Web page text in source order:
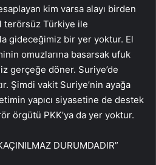
kim varsa alayı birden
terörsüz Türkiye ile
gideceğimiz bir yer yoktur. El
omuzlarına basarsak ufuk
gerçeğe döner. Suriye’de
Şimdi vakit Suriye’nin ayağa
yapıcı siyasetine de destek
örgütü PKK’ya da yer yoktur.
DURUMDADIR”